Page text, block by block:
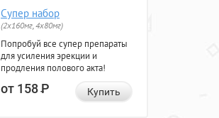
Супер набор
(2х160мг, 4х80мг)
Попробуй все супер препараты
для усиления эрекции и
продления полового акта!
от 158Р Купить